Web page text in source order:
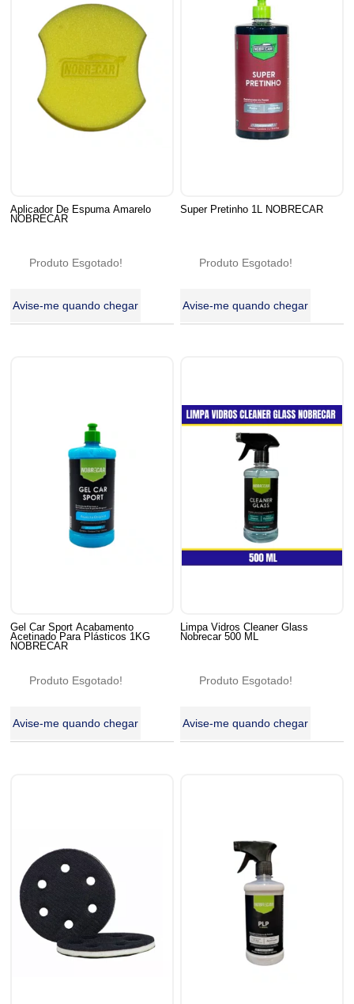
Aplicador De Espuma Amarelo
NOBRECAR
Produto Esgotado!
Avise-me quando chegar
Super Pretinho 1L NOBRECAR
Produto Esgotado!
Avise-me quando chegar
Gel Car Sport Acabamento
Acetinado Para Plásticos 1KG
NOBRECAR
Produto Esgotado!
Avise-me quando chegar
Limpa Vidros Cleaner Glass
Nobrecar 500 ML
Produto Esgotado!
Avise-me quando chegar